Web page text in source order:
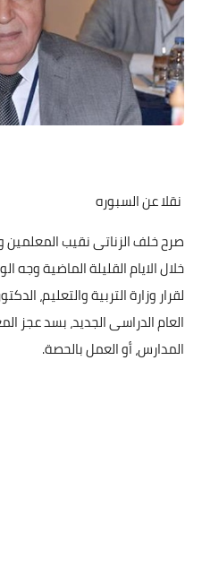
نقلا عن السبوره
صرح خلف الزناتى نقيب المعلمين
خلال الايام القليلة الماضية وجه
لقرار وزارة التربية والتعليم،
العام الدراسى الجديد، بسد
المدارس، أو العمل بالحصة.